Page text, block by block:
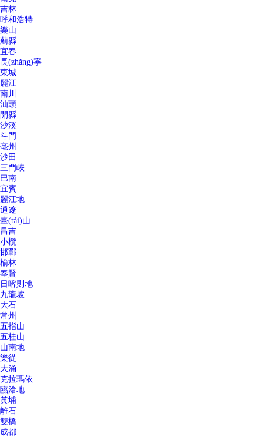
吉林
呼和浩特
樂山
薊縣
宜春
長(zhǎng)寧
東城
麗江
南川
汕頭
開縣
沙溪
斗門
亳州
沙田
三門峽
巴南
宜賓
麗江地
通遼
臺(tái)山
昌吉
小欖
邯鄲
榆林
奉賢
日喀則地
九龍坡
大石
常州
五指山
五桂山
山南地
樂從
大涌
克拉瑪依
臨滄地
黃埔
離石
雙橋
成都